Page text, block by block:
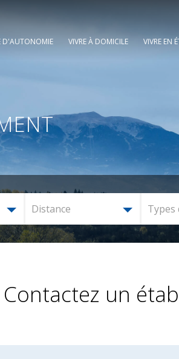
D'AUTONOMIE VIVRE À DOMICILE VIVRE EN
Distance Types
Contactez un